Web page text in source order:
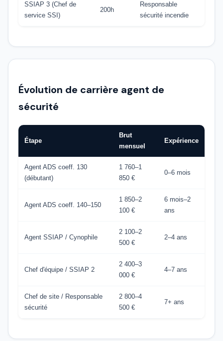
SSIAP 3 (Chef de
service SSI)
200h
Responsable
sécurité incendie
Évolution de carrière agent de
sécurité
Étape
Brut
mensuel
Expérience
Agent ADS coeff. 130
(débutant)
1 760–1
850 €
0–6 mois
Agent ADS coeff. 140–150
1 850–2
100 €
6 mois–2
ans
Agent SSIAP / Cynophile
2 100–2
500 €
2–4 ans
Chef d'équipe / SSIAP 2
2 400–3
000 €
4–7 ans
Chef de site / Responsable
sécurité
2 800–4
500 €
7+ ans